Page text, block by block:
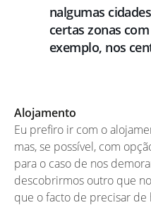
nalgumas
certas zonas
exemplo, nos
Alojamento
Eu prefiro ir com o
mas, se possível, com
para o caso de nos
descobrirmos outro que
que o facto de precisar